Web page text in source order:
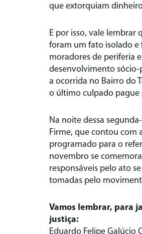
que extorquiam
E por isso, vale lembrar
foram um fato isolado e
moradores de periferia
desenvolvimento sócio-
a ocorrida no Bairro do
o último culpado pague
Na noite dessa
Firme, que contou com
programado para o
novembro se
responsáveis pelo ato
tomadas pelo
Vamos lembrar, para
justiça:
Eduardo Felipe Galúcio